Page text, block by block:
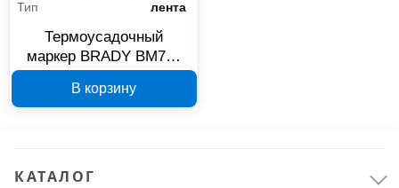
Тип
лента
Термоусадочный
маркер BRADY BM7C-
15.24 м
В корзину
КАТАЛОГ